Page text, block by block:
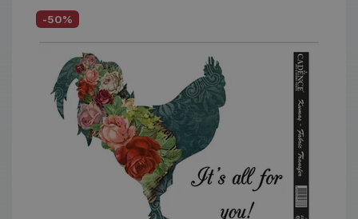
-50%